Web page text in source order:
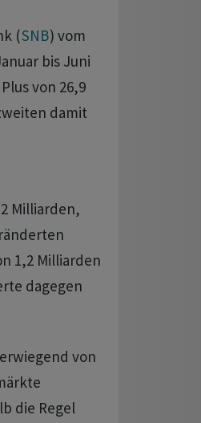
(SNB) vom
bis Juni
von 26,9
damit
Milliarden,
1,2 Milliarden
dagegen
von
die Regel